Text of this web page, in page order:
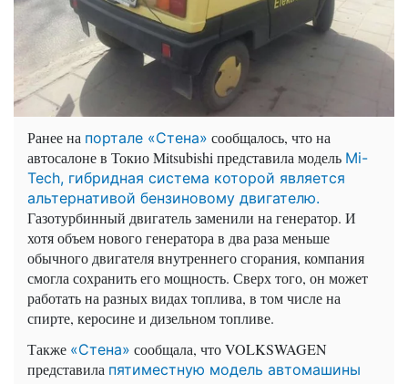
Ранее на портале «Стена» сообщалось, что на
автосалоне в Токио Mitsubishi представила модель Mi-
Tech, гибридная система которой является
альтернативой бензиновому двигателю.
Газотурбинный двигатель заменили на генератор. И
хотя объем нового генератора в два раза меньше
обычного двигателя внутреннего сгорания, компания
смогла сохранить его мощность. Сверх того, он может
работать на разных видах топлива, в том числе на
спирте, керосине и дизельном топливе.
Также «Стена» сообщала, что VOLKSWAGEN
представила пятиместную модель автомашины